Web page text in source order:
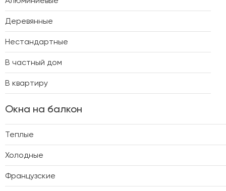
Деревянные
Нестандартные
В частный дом
В квартиру
Окна на балкон
Теплые
Холодные
Французские